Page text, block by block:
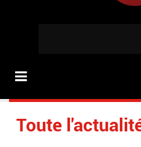
Toute